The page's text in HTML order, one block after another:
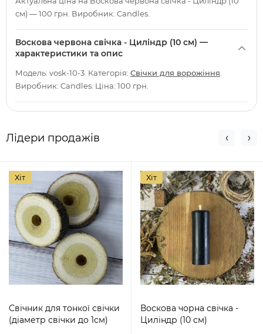
см) — 100 грн. Виробник: Candles.
Воскова червона свічка - Циліндр (10 см) —
характеристики та опис
Модель: vosk-10-3. Категорія: Свічки для ворожіння
Виробник: Candles. Ціна: 100 грн.
Лідери продажів
Хіт
Свічник для тонкої свічки
(діаметр свічки до 1см)
Хіт
Воскова чорна свічка -
Циліндр (10 см)